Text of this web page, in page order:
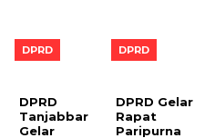
DPRD
DPRD
Tanjabbar
Gelar
DPRD
DPRD Gelar
Rapat
Paripurna